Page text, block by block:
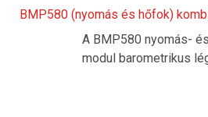
BMP580 (nyomás és hőfok)
A BMP580 nyomás-
modul barometrikus